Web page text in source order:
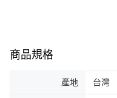
商品規格
產地 台灣